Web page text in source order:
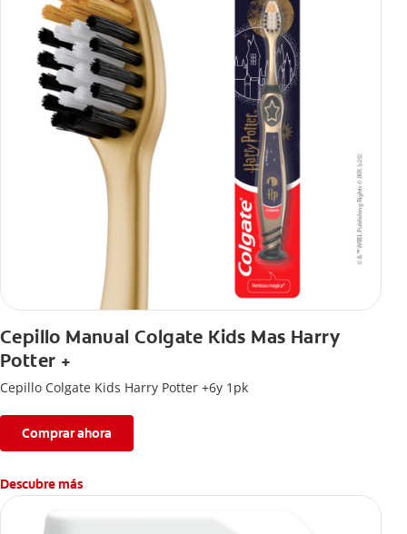
Cepillo Manual Colgate Kids Mas Harry
Potter +
Cepillo Colgate Kids Harry Potter +6y 1pk
Comprar ahora
Descubre más